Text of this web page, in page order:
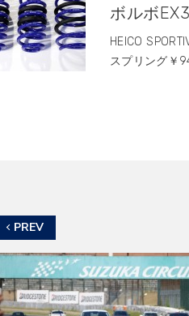
ボルボ
HEICO
スプリング￥
PREV